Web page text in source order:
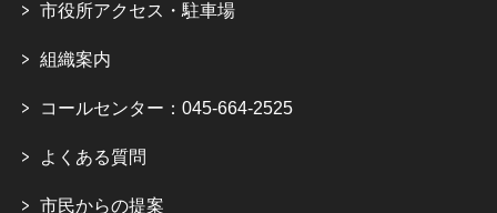
市役所アクセス・駐車場
組織案内
コールセンター：045-664-2525
よくある質問
市民からの提案